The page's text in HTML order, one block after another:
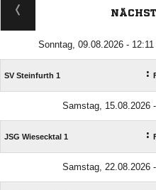
Sonntag, 09.08.2026 -
SV Steinfurth 1 :
Samstag, 15.08.2026
JSG Wiesecktal 1 :
Samstag, 22.08.2026